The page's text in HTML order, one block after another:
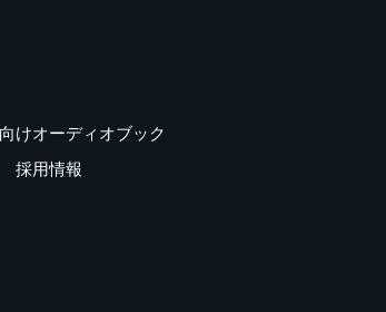
けオーディオブック
採用情報